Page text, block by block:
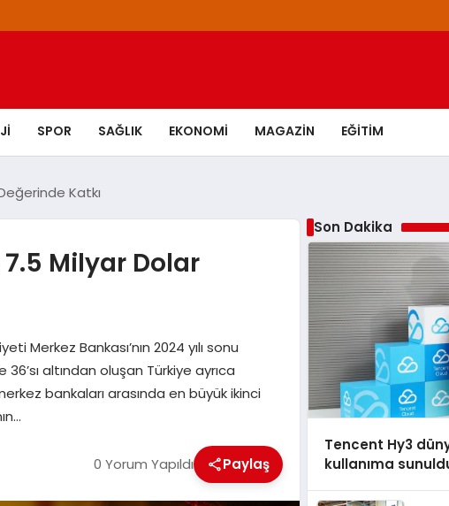
SPOR SAĞLIK EKONOMI MAGAZIN EĞITIM
Katkı
7.5 Milyar Dolar
Merkez Bankası’nın 2024 yılı sonu
altından oluşan Türkiye ayrıca
bankaları arasında en büyük ikinci
0 Yorum Yapıldı Paylaş
Son Dakika
Tencent Hy3
kullanıma